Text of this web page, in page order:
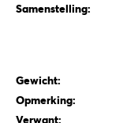
Samenstelling:
Gewicht:
Opmerking:
Verwant: